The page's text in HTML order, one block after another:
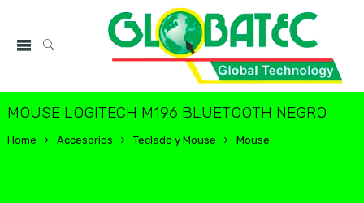
MOUSE LOGITECH M196 BLUETOOTH NEGRO
Home Accesorios Teclado y Mouse Mouse